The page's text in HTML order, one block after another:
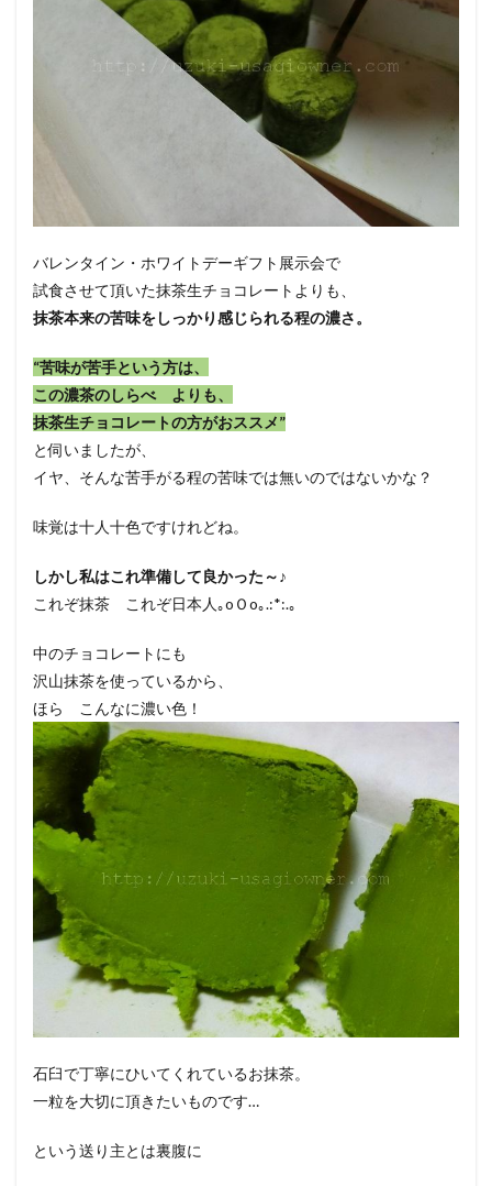
バレンタイン・ホワイトデーギフト展示会で
試食させて頂いた抹茶生チョコレートよりも、
抹茶本来の苦味をしっかり感じられる程の濃さ。
“苦味が苦手という方は、
この濃茶のしらべ よりも、
抹茶生チョコレートの方がおススメ”
と伺いましたが、
イヤ、そんな苦手がる程の苦味では無いのではないかな？
味覚は十人十色ですけれどね。
しかし私はこれ準備して良かった～♪
これぞ抹茶 これぞ日本人｡oＯo｡.:*:.｡
中のチョコレートにも
沢山抹茶を使っているから、
ほら こんなに濃い色！
石臼で丁寧にひいてくれているお抹茶。
一粒を大切に頂きたいものです…
という送り主とは裏腹に